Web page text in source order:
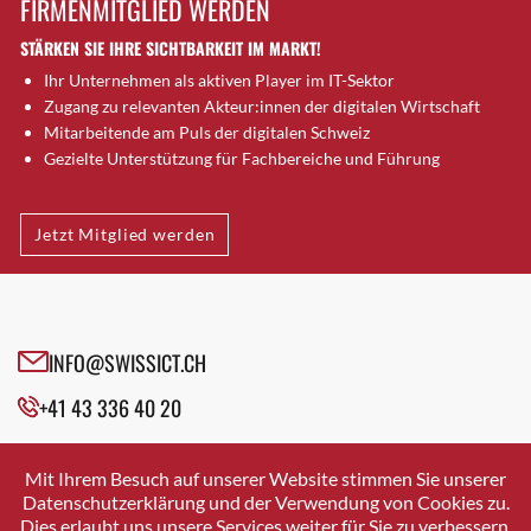
Brugg AG
Brütten
Bubendorf
Bubikon
Buchs (SG)
Bäretswil
Bülach
Cazis
Crissier
Davos Platz
Dierikon
Dietikon
FIRMENMITGLIED WERDEN
STÄRKEN SIE IHRE SICHTBARKEIT IM MARKT!
Ihr Unternehmen als aktiven Player im IT-Sektor
Zugang zu relevanten Akteur:innen der digitalen Wirtschaft
Mitarbeitende am Puls der digitalen Schweiz
Gezielte Unterstützung für Fachbereiche und Führung
Jetzt Mitglied werden
INFO@SWISSICT.CH
+41 43 336 40 20
SWISSICT
VULKANSTRASSE 120
8048 ZURICH
Mit Ihrem Besuch auf unserer Website stimmen Sie unserer
Datenschutzerklärung und der Verwendung von Cookies zu.
Dies erlaubt uns unsere Services weiter für Sie zu verbessern.